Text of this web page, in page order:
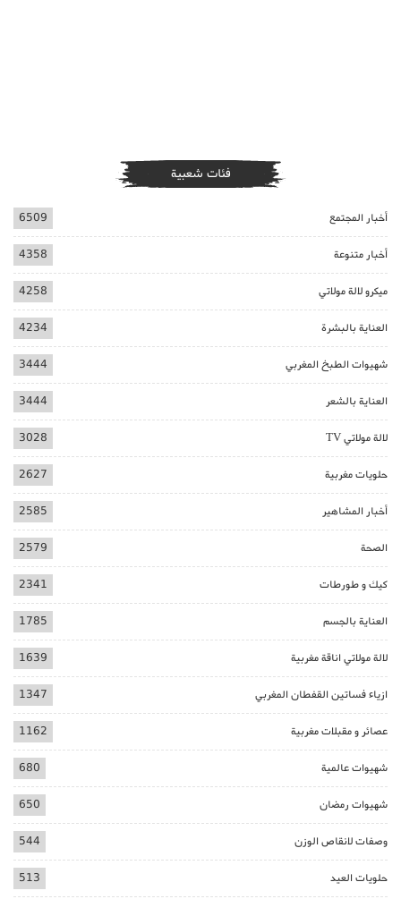
فئات شعبية
أخبار المجتمع 6509
أخبار متنوعة 4358
ميكرو لالة مولاتي 4258
العناية بالبشرة 4234
شهيوات الطبخ المغربي 3444
العناية بالشعر 3444
لالة مولاتي TV 3028
حلويات مغربية 2627
أخبار المشاهير 2585
الصحة 2579
كيك و طورطات 2341
العناية بالجسم 1785
لالة مولاتي اناقة مغربية 1639
ازياء فساتين القفطان المغربي 1347
عصائر و مقبلات مغربية 1162
شهيوات عالمية 680
شهيوات رمضان 650
وصفات لانقاص الوزن 544
حلويات العيد 513